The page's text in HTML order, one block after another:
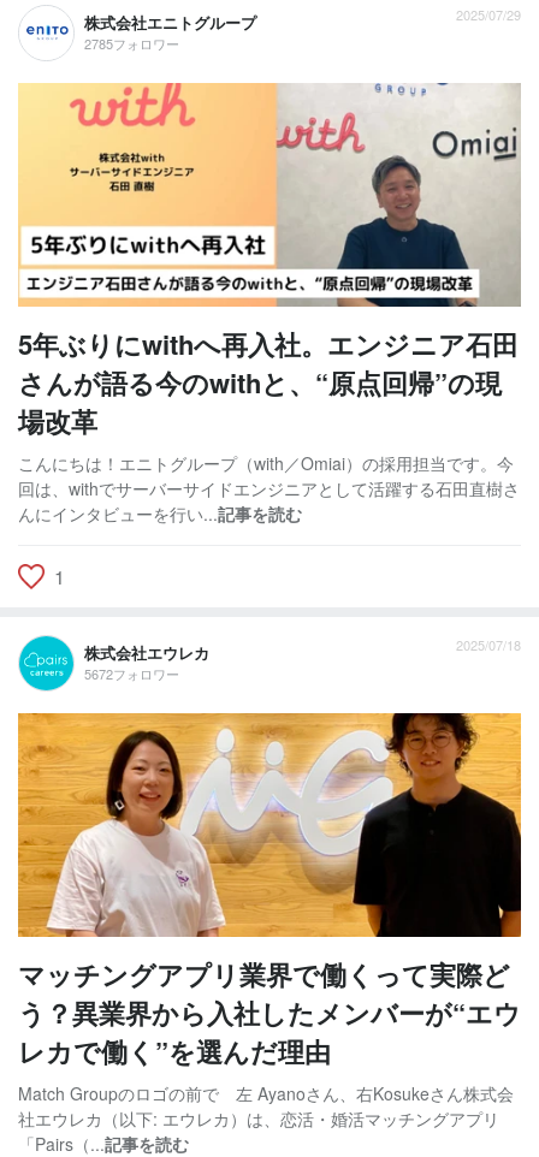
株式会社エニトグループ
2785フォロワー
2025/07/29
5年ぶりにwithへ再入社。エンジニア石田
さんが語る今のwithと、“原点回帰”の現
場改革
こんにちは！エニトグループ（with／Omiai）の採用担当です。今
回は、withでサーバーサイドエンジニアとして活躍する石田直樹さ
んにインタビューを行い...記事を読む
1
株式会社エウレカ
5672フォロワー
2025/07/18
マッチングアプリ業界で働くって実際ど
う？異業界から入社したメンバーが“エウ
レカで働く”を選んだ理由
Match Groupのロゴの前で 左 Ayanoさん、右Kosukeさん株式会
社エウレカ（以下: エウレカ）は、恋活・婚活マッチングアプリ
「Pairs（...記事を読む